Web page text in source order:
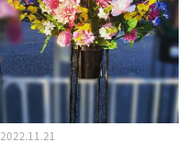
2022.11.21